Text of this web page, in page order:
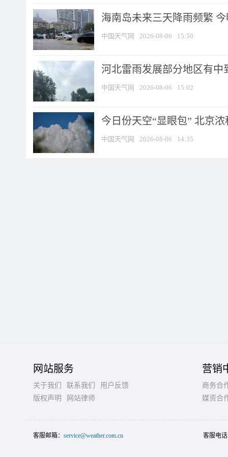
海南岛未来三天降雨频繁
中国天气网 2026-08-06 15:50
河北雷雨发展部分地区有中
中国天气网 2026-08-06 15:02
今日份天空“显眼包” 北京
中国天气网 2026-08-06 14:35
网站服务
关于我们 联系我们
用户反馈
版权声明
网站律师
营销
商务合
媒资合
客服邮箱： service@weather.com.cn 客服电